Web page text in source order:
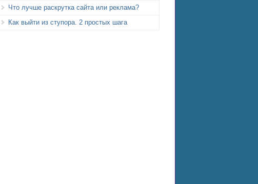
Что лучше раскрутка сайта или реклама?
Как выйти из ступора. 2 простых шага